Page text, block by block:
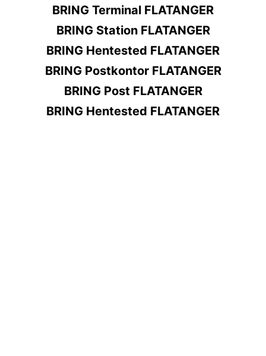
BRING Terminal FLATANGER
BRING Station FLATANGER
BRING Hentested FLATANGER
BRING Postkontor FLATANGER
BRING Post FLATANGER
BRING Hentested FLATANGER